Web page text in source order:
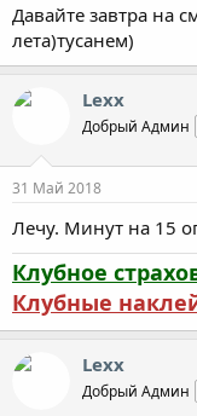
Давайте завтра на
лета)тусанем)
Lexx
Добрый Админ
31 Май 2018
Лечу. Минут на 15
Клубное
Клубные
Lexx
Добрый Админ